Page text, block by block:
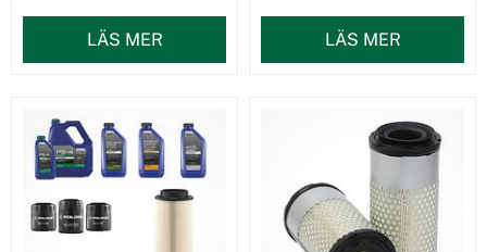
LÄS MER LÄS MER